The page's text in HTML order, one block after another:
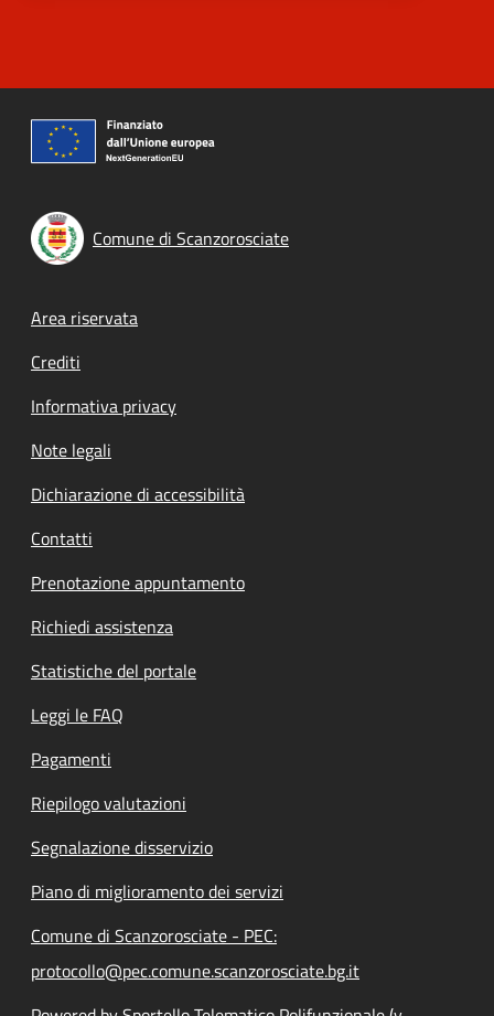
Comune di Scanzorosciate
Footer menu
Area riservata
Crediti
Informativa privacy
Note legali
Dichiarazione di accessibilità
Contatti
Prenotazione appuntamento
Richiedi assistenza
Statistiche del portale
Leggi le FAQ
Pagamenti
Riepilogo valutazioni
Segnalazione disservizio
Piano di miglioramento dei servizi
Comune di Scanzorosciate - PEC:
protocollo@pec.comune.scanzorosciate.bg.it